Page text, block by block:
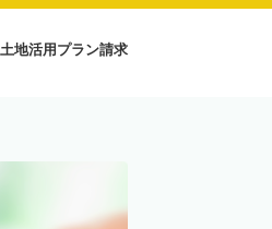
土地活用プラン請求